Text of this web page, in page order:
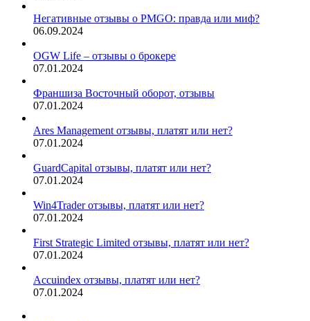
Негативные отзывы о PMGO: правда или миф?
06.09.2024
OGW Life – отзывы о брокере
07.01.2024
Франшиза Восточный оборот, отзывы
07.01.2024
Ares Management отзывы, платят или нет?
07.01.2024
GuardCapital отзывы, платят или нет?
07.01.2024
Win4Trader отзывы, платят или нет?
07.01.2024
First Strategic Limited отзывы, платят или нет?
07.01.2024
Accuindex отзывы, платят или нет?
07.01.2024